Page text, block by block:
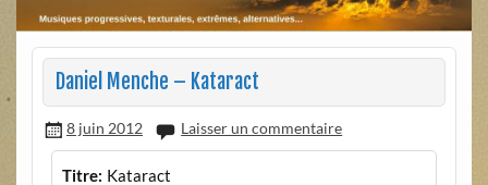
Daniel Menche – Kataract
8 juin 2012 Laisser un commentaire
Titre: Kataract